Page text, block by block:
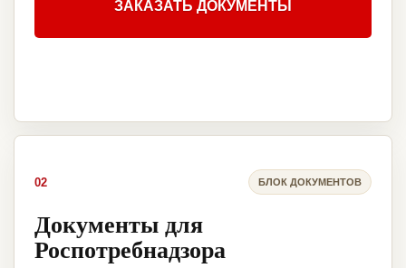
ЗАКАЗАТЬ ДОКУМЕНТЫ
02 БЛОК ДОКУМЕНТОВ
Документы для
Роспотребнадзора